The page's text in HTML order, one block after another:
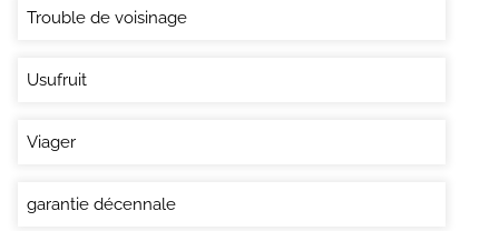
Trouble de voisinage
Usufruit
Viager
garantie décennale